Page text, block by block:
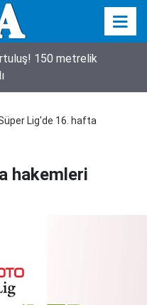
150 metrelik
Lig'de 16. hafta
hakemleri